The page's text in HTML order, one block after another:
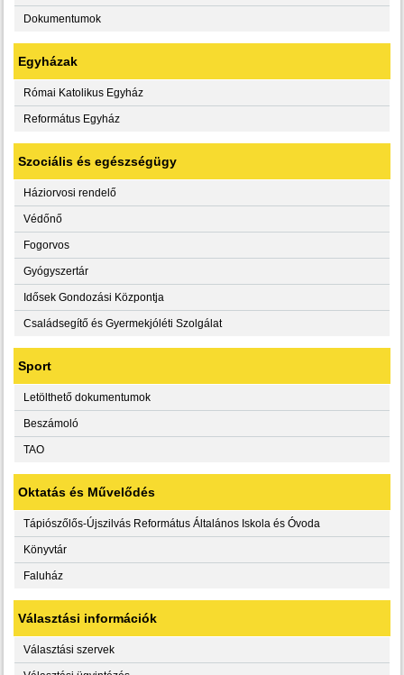
Dokumentumok
Egyházak
Római Katolikus Egyház
Református Egyház
Szociális és egészségügy
Háziorvosi rendelő
Védőnő
Fogorvos
Gyógyszertár
Idősek Gondozási Központja
Családsegítő és Gyermekjóléti Szolgálat
Sport
Letölthető dokumentumok
Beszámoló
TAO
Oktatás és Művelődés
Tápiószőlős-Újszilvás Református Általános Iskola és Óvoda
Könyvtár
Faluház
Választási információk
Választási szervek